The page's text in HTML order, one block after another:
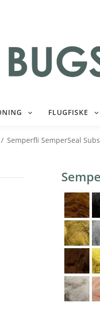
FLUGFISKE
/ Semperfli SemperSeal Subs